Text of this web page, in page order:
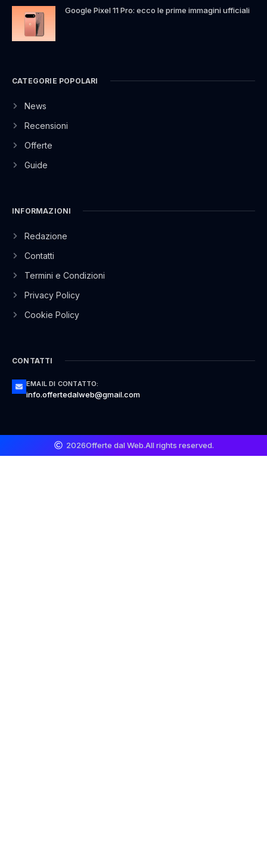
Google Pixel 11 Pro: ecco le prime immagini ufficiali
CATEGORIE POPOLARI
News
Recensioni
Offerte
Guide
INFORMAZIONI
Redazione
Contatti
Termini e Condizioni
Privacy Policy
Cookie Policy
CONTATTI
EMAIL DI CONTATTO:
info.offertedalweb@gmail.com
2026Offerte dal Web.All rights reserved.